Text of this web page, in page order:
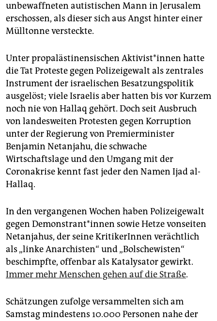
unbewaffneten autistischen Mann in Jerusalem
erschossen, als dieser sich aus Angst hinter einer
Mülltonne versteckte.
Unter propalästinensischen Ak­ti­vis­t*innen hatte
die Tat Proteste gegen Polizeigewalt als zentrales
Instrument der israelischen Besatzungspolitik
ausgelöst; viele Israelis aber hatten bis vor Kurzem
noch nie von Hallaq gehört. Doch seit Ausbruch
von landesweiten Protesten gegen Korruption
unter der Regierung von Premierminister
Benjamin Netanjahu, die schwache
Wirtschaftslage und den Umgang mit der
Coronakrise kennt fast jeder den Namen Ijad al-
Hallaq.
In den vergangenen Wochen haben Polizeigewalt
gegen Demonstrant*innen sowie Hetze vonseiten
Netanjahus, der seine KritikerInnen verächtlich
als „linke Anarchisten“ und „Bolschewisten“
beschimpfte, offenbar als Katalysator gewirkt.
Immer mehr Menschen gehen auf die Straße.
Schätzungen zufolge versammelten sich am
Samstag mindestens 10.000 Personen nahe der